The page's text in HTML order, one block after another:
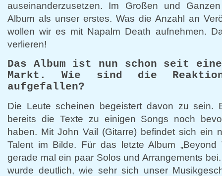
auseinanderzusetzen. Im Großen und
Album als unser erstes. Was die Anzahl an
wollen wir es mit Napalm Death aufnehmen.
verlieren!
Das Album ist nun schon seit
Markt. Wie sind die
aufgefallen?
Die Leute scheinen begeistert davon zu sein.
bereits die Texte zu einigen Songs noch
haben. Mit John Vail (Gitarre) befindet sich ein
Talent im Bilde. Für das letzte Album „Beyond
gerade mal ein paar Solos und Arrangements
wurde deutlich, wie sehr sich unser